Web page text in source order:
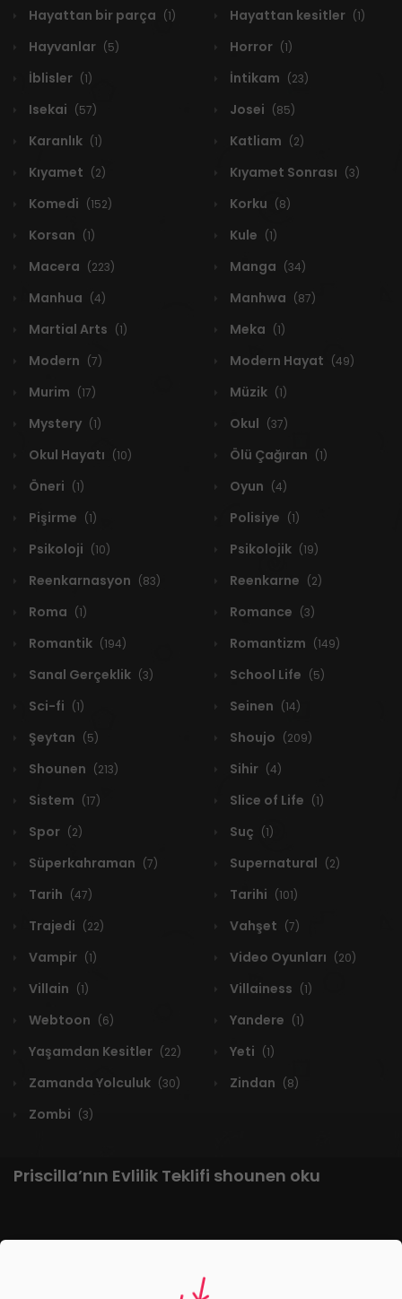
Hayattan bir parça (1) Hayattan kesitler (1)
Hayvanlar (5) Horror (1)
İblisler (1) İntikam (23)
Isekai (57) Josei (85)
Karanlık (1) Katliam (2)
Kıyamet (2) Kıyamet Sonrası (3)
Komedi (152) Korku (8)
Korsan (1) Kule (1)
Macera (223) Manga (34)
Manhua (4) Manhwa (87)
Martial Arts (1) Meka (1)
Modern (7) Modern Hayat (49)
Murim (17) Müzik (1)
Mystery (1) Okul (37)
Okul Hayatı (10) Ölü Çağıran (1)
Öneri (1) Oyun (4)
Pişirme (1) Polisiye (1)
Psikoloji (10) Psikolojik (19)
Reenkarnasyon (83) Reenkarne (2)
Roma (1) Romance (3)
Romantik (194) Romantizm (149)
Sanal Gerçeklik (3) School Life (5)
Sci-fi (1) Seinen (14)
Şeytan (5) Shoujo (209)
Shounen (213) Sihir (4)
Sistem (17) Slice of Life (1)
Spor (2) Suç (1)
Süperkahraman (7) Supernatural (2)
Tarih (47) Tarihi (101)
Trajedi (22) Vahşet (7)
Vampir (1) Video Oyunları (20)
Villain (1) Villainess (1)
Webtoon (6) Yandere (1)
Yaşamdan Kesitler (22) Yeti (1)
Zamanda Yolculuk (30) Zindan (8)
Zombi (3)
Priscilla’nın Evlilik Teklifi shounen oku
Popüler